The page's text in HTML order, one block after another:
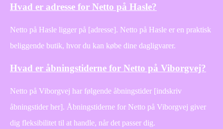
Hvad er adresse for Netto på Hasle?
Netto på Hasle ligger på [adresse]. Netto på Hasle er en praktisk
beliggende butik, hvor du kan købe dine dagligvarer.
Hvad er åbningstiderne for Netto på Viborgvej?
Netto på Viborgvej har følgende åbningstider [indskriv
åbningstider her]. Åbningstiderne for Netto på Viborgvej giver
dig fleksibilitet til at handle, når det passer dig.